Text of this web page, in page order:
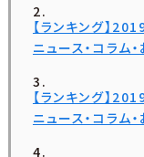
【ランキング】
ニュース・コラム
【ランキング】
ニュース・コラム